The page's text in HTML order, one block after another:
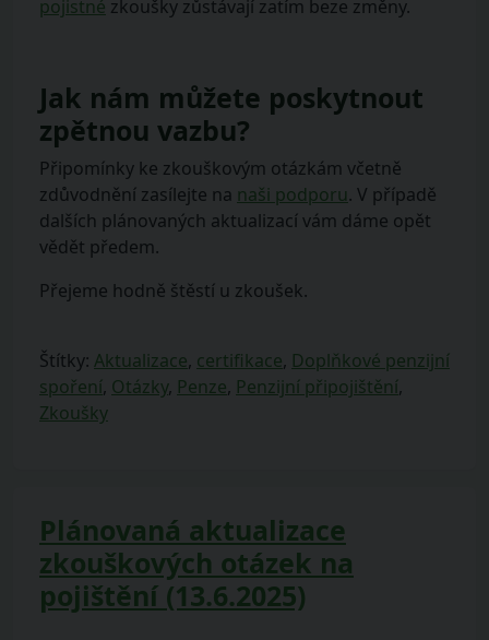
pojistné zkoušky zůstávají zatím beze změny.
Jak nám můžete poskytnout
zpětnou vazbu?
Připomínky ke zkouškovým otázkám včetně
zdůvodnění zasílejte na naši podporu. V případě
dalších plánovaných aktualizací vám dáme opět
vědět předem.
Přejeme hodně štěstí u zkoušek.
Štítky: Aktualizace, certifikace, Doplňkové penzijní
spoření, Otázky, Penze, Penzijní připojištění,
Zkoušky
Plánovaná aktualizace
zkouškových otázek na
pojištění (13.6.2025)